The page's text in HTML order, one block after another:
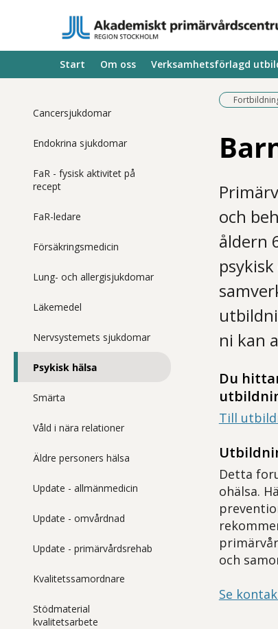
Start Om oss Verksamhetsförlagd
Cancersjukdomar
Endokrina sjukdomar
FaR - fysisk aktivitet på
recept
FaR-ledare
Försäkringsmedicin
Lung- och allergisjukdomar
Läkemedel
Nervsystemets sjukdomar
Psykisk hälsa
Smärta
Våld i nära relationer
Äldre personers hälsa
Update - allmänmedicin
Update - omvårdnad
Update - primärvårdsrehab
Kvalitetssamordnare
Stödmaterial
kvalitetsarbete
och
åldern
ni kan
Du
Till
Detta
ohälsa.
och
Se